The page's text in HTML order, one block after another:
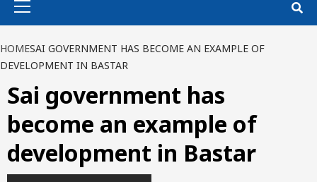
HOMESAI GOVERNMENT HAS BECOME AN EXAMPLE OF
DEVELOPMENT IN BASTAR
Sai government has
become an example of
development in Bastar